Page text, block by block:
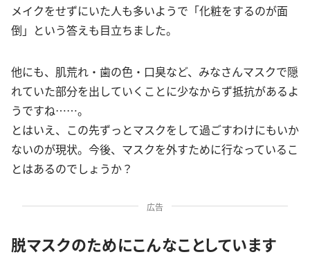
メイクをせずにいた人も多いようで「化粧をするのが面
倒」という答えも目立ちました。
他にも、肌荒れ・歯の色・口臭など、みなさんマスクで隠
れていた部分を出していくことに少なからず抵抗があるよ
うですね……。
とはいえ、この先ずっとマスクをして過ごすわけにもいか
ないのが現状。今後、マスクを外すために行なっているこ
とはあるのでしょうか？
広告
脱マスクのためにこんなことしています